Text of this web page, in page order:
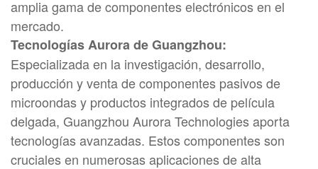
amplia gama de componentes electrónicos en el
mercado.
Tecnologías Aurora de Guangzhou:
Especializada en la investigación, desarrollo,
producción y venta de componentes pasivos de
microondas y productos integrados de película
delgada, Guangzhou Aurora Technologies aporta
tecnologías avanzadas. Estos componentes son
cruciales en numerosas aplicaciones de alta